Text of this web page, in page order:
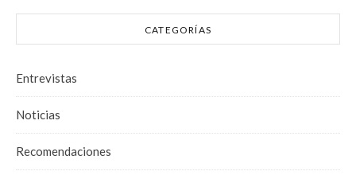
CATEGORÍAS
Entrevistas
Noticias
Recomendaciones